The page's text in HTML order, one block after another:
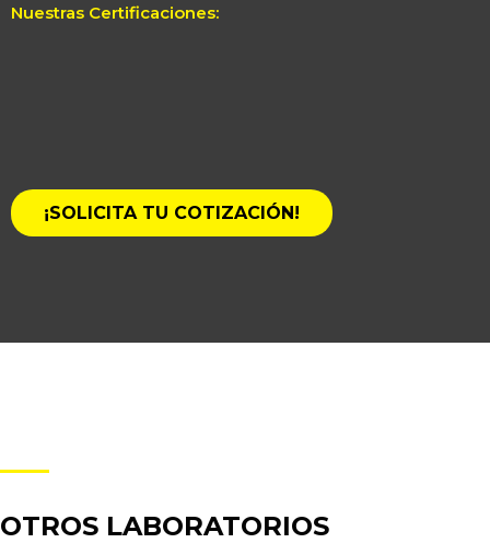
Nuestras Certificaciones:
¡SOLICITA TU COTIZACIÓN!
OTROS LABORATORIOS